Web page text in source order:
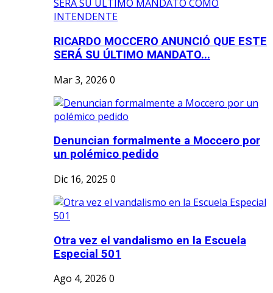
RICARDO MOCCERO ANUNCIÓ QUE ESTE
SERÁ SU ÚLTIMO MANDATO...
Mar 3, 2026 0
Denuncian formalmente a Moccero por
un polémico pedido
Dic 16, 2025 0
Otra vez el vandalismo en la Escuela
Especial 501
Ago 4, 2026 0